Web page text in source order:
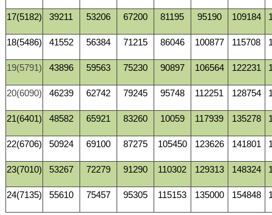
17(5182) 39211 53206 67200 81195 95190 109184
18(5486) 41552 56384 71215 86046 100877 115708
19(5791) 43896 59563 75230 90897 106564 122231
20(6090) 46239 62742 79245 95748 112251 128754
21(6401) 48582 65921 83260 10059 117939 135278
22(6706) 50924 69100 87275 105450 123626 141801
23(7010) 53267 72279 91290 110302 129313 148324
24(7135) 55610 75457 95305 115153 135000 154848